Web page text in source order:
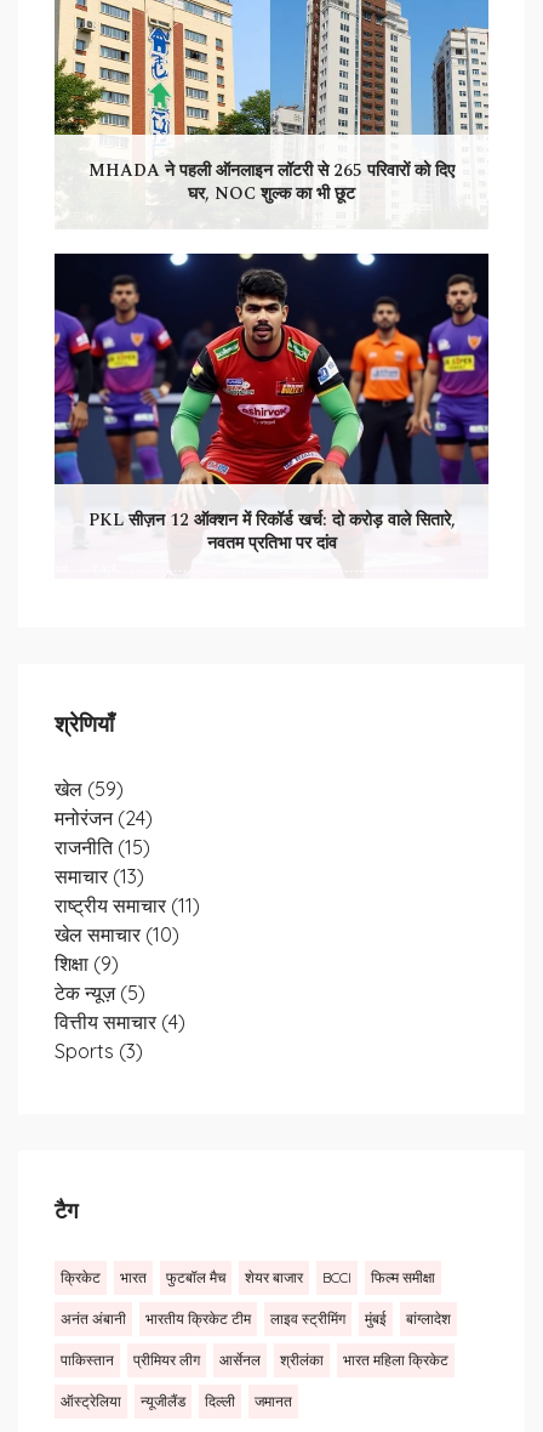
MHADA ने पहली ऑनलाइन लॉटरी से 265 परिवारों को दिए
घर, NOC शुल्क का भी छूट
PKL सीज़न 12 ऑक्शन में रिकॉर्ड खर्च: दो करोड़ वाले सितारे,
नवतम प्रतिभा पर दांव
श्रेणियाँ
खेल (59)
मनोरंजन (24)
राजनीति (15)
समाचार (13)
राष्ट्रीय समाचार (11)
खेल समाचार (10)
शिक्षा (9)
टेक न्यूज़ (5)
वित्तीय समाचार (4)
Sports (3)
टैग
क्रिकेट भारत फुटबॉल मैच शेयर बाजार BCCI फिल्म समीक्षा
अनंत अंबानी भारतीय क्रिकेट टीम लाइव स्ट्रीमिंग मुंबई बांग्लादेश
पाकिस्तान प्रीमियर लीग आर्सेनल श्रीलंका भारत महिला क्रिकेट
ऑस्ट्रेलिया न्यूजीलैंड दिल्ली जमानत